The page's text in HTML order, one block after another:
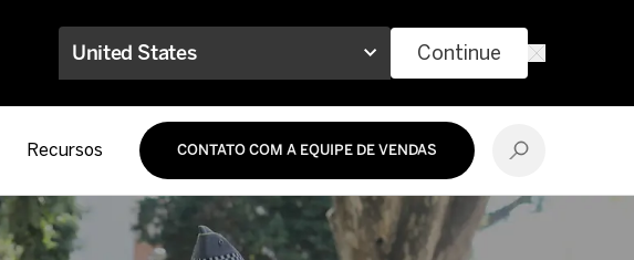
United States Continue
Recursos CONTATO COM A EQUIPE DE VENDAS